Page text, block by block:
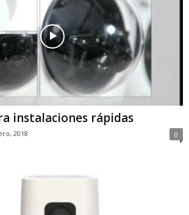
instalaciones rápidas
2018 0